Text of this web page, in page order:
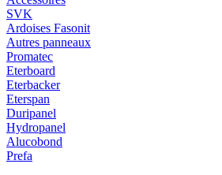
SVK
Ardoises Fasonit
Autres panneaux
Promatec
Eterboard
Eterbacker
Eterspan
Duripanel
Hydropanel
Alucobond
Prefa